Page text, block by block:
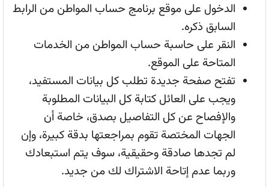
الدخول على موقع برنامج حساب المواطن من الرابط
السابق ذكره.
النقر على حاسبة حساب المواطن من الخدمات
المتاحة على الموقع.
تفتح صفحة جديدة تطلب كل بيانات المستفيد،
ويجب على العائل كتابة كل البيانات المطلوبة
والإفصاح عن كل التفاصيل بصدق، خاصة أن
الجهات المختصة تقوم بمراجعتها بدقة كبيرة، وإن
لم تجدها صادقة وحقيقية، سوف يتم استبعادك
وربما عدم إتاحة الاشتراك لك من جديد.